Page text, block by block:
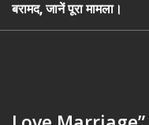
बरामद, जानें पूरा मामला।